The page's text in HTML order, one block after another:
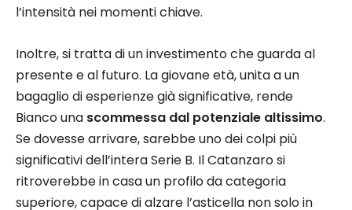
l’intensità nei momenti chiave.
Inoltre, si tratta di un investimento che guarda al
presente e al futuro. La giovane età, unita a un
bagaglio di esperienze già significative, rende
Bianco una scommessa dal potenziale altissimo.
Se dovesse arrivare, sarebbe uno dei colpi più
significativi dell’intera Serie B. Il Catanzaro si
ritroverebbe in casa un profilo da categoria
superiore, capace di alzare l’asticella non solo in